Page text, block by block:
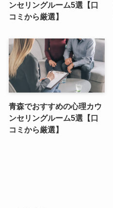
ンセリングルーム5選【口
コミから厳選】
青森でおすすめの心理カウ
ンセリングルーム5選【口
コミから厳選】